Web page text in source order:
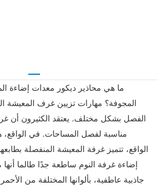
ما هي محاذير ديكور معدات إضاءة
المجوفة؟ مهارات تزيين غرف المعيشة
الفصل بشكل مختلف. يعتقد الكثيرون أن
مناسبة لفصل المساحات. في الواقع،
الواقع، تتميز غرفة المعيشة المنفصلة
إضاءة غرفة النوم ساطعة جدًا طالما أنها
جاذبية عاطفية، بألوانها المختلفة من